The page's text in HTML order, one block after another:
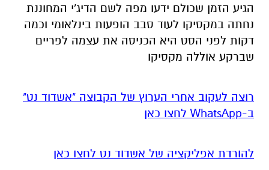
הגיע הזמן שכולם ידעו מפה לשם הדיג'י המחוננת
נחתה במקסיקו לעוד סבב הופעות בינלאומי וכמה
דקות לפני הסט היא הכניסה את עצמה לפריים
שברקע אוללה מקסיקו
רוצה לעקוב אחרי הערוץ של הקבוצה "אשדוד נט"
ב-WhatsApp לחצו כאן
להורדת אפליקציה של אשדוד נט לחצו כאן